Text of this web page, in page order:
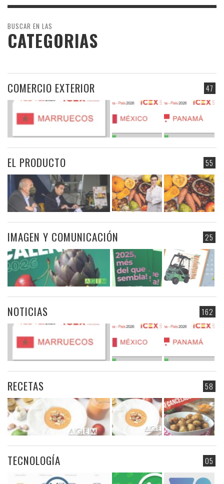
BUSCAR EN LAS
CATEGORIAS
47
COMERCIO EXTERIOR
55
EL PRODUCTO
25
IMAGEN Y COMUNICACIÓN
162
NOTICIAS
58
RECETAS
05
TECNOLOGÍA